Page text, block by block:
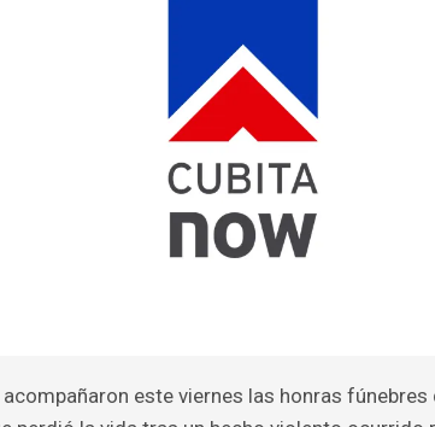
este viernes las honras